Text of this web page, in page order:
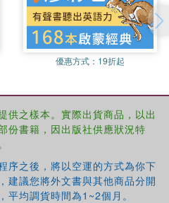
優惠方式： 19折起
供之樣本。實際出貨商品，以出
份書籍，因出版社供應狀況特
序之後，將以空運的方式為你下
建議您將外文書與其他商品分開
平均調貨時間為1~2個月。